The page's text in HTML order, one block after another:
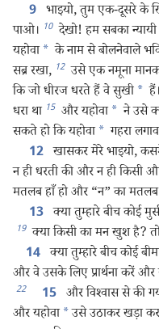
9 भाइयो, तुम एक-दूसरे के
पाओ। 10 देखो! हम सबका
यहोवा * के नाम से बोलनेवाले
सब्र रखा, 12 उसे एक नमूना
कि जो धीरज धरते हैं वे सुखी * हैं।
धरा था 15 और यहोवा * ने उसे
सकते हो कि यहोवा * गहरा
12 खासकर मेरे भाइयो,
न ही धरती की और न ही किसी
मतलब हाँ हो और “न” का
13 क्या तुम्हारे बीच कोई
19 क्या किसी का मन खुश है?
14 क्या तुम्हारे बीच कोई
और वे उसके लिए प्रार्थना करें और
22 15 और विश्‍वास से की
और यहोवा *उसे उठाकर खड़ा